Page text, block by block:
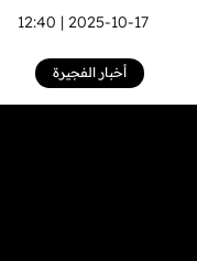
الفجيرة 35 o
2025-10-17 | 12:40
أخبار الفجيرة